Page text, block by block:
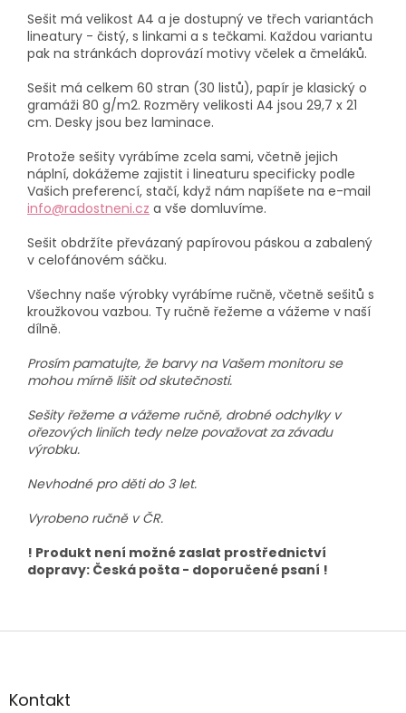
Sešit má velikost A4 a je dostupný ve třech variantách
lineatury - čistý, s linkami a s tečkami. Každou variantu
pak na stránkách doprovází motivy včelek a čmeláků.
Sešit má celkem 60 stran (30 listů), papír je klasický o
gramáži 80 g/m2. Rozměry velikosti A4 jsou 29,7 x 21
cm. Desky jsou bez laminace.
Protože sešity vyrábíme zcela sami, včetně jejich
náplní, dokážeme zajistit i lineaturu specificky podle
Vašich preferencí, stačí, když nám napíšete na e-mail
info@radostneni.cz a vše domluvíme.
Sešit obdržíte převázaný papírovou páskou a zabalený
v celofánovém sáčku.
Všechny naše výrobky vyrábíme ručně, včetně sešitů s
kroužkovou vazbou. Ty ručně řežeme a vážeme v naší
dílně.
Prosím pamatujte, že barvy na Vašem monitoru se
mohou mírně lišit od skutečnosti.
Sešity řežeme a vážeme ručně, drobné odchylky v
ořezových liniích tedy nelze považovat za závadu
výrobku.
Nevhodné pro děti do 3 let.
Vyrobeno ručně v ČR.
! Produkt není možné zaslat prostřednictví
dopravy: Česká pošta - doporučené psaní !
Z
aKontakt